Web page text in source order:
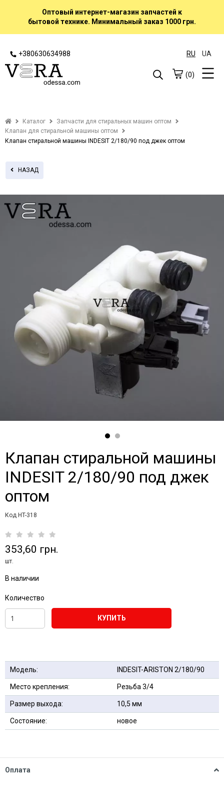
Оптовый интернет-магазин запчастей к
бытовой технике. Минимальный заказ 1000 грн.
+380630634988 RU UA
(0)
Каталог
Запчасти для стиральных машин оптом
Клапан для стиральной машины оптом
Клапан стиральной машины INDESIT 2/180/90 под джек оптом
НАЗАД
Клапан стиральной машины
INDESIT 2/180/90 под джек
оптом
Код HT-318
353,60 грн.
шт.
В наличии
Количество
КУПИТЬ
Модель: INDESIT-ARISTON 2/180/90
Место крепления: Резьба 3/4
Размер выхода: 10,5 мм
Состояние: новое
Оплата